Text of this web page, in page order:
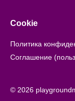
Cookie
Политика
Соглашение
© 2026